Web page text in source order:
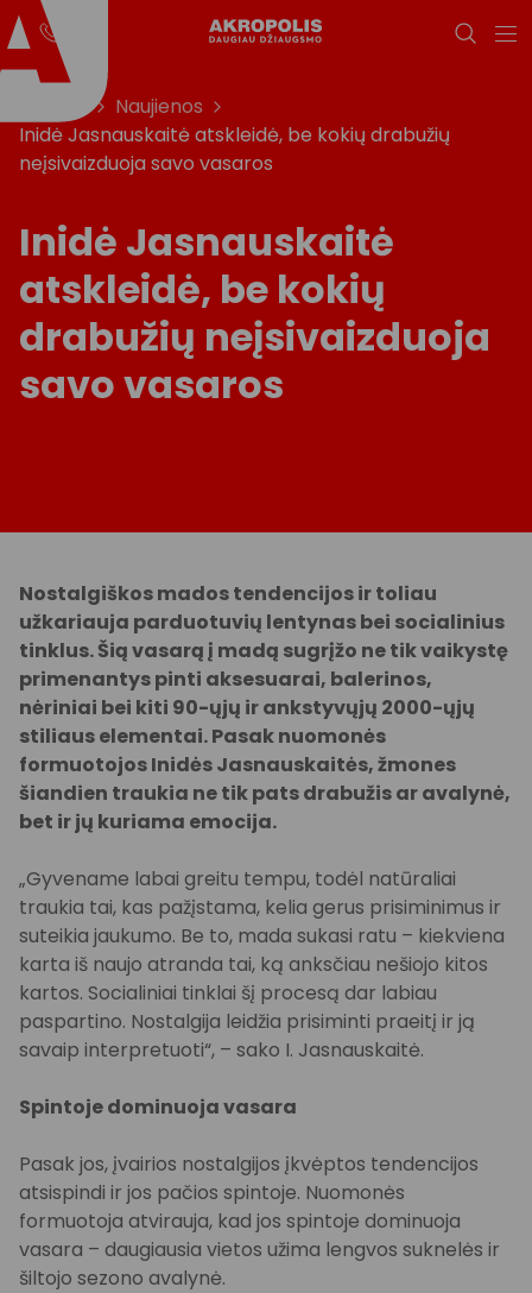
Naujienos
Inidė Jasnauskaitė atskleidė, be kokių drabužių
neįsivaizduoja savo vasaros
Inidė Jasnauskaitė
atskleidė, be kokių
drabužių neįsivaizduoja
savo vasaros
Nostalgiškos mados tendencijos ir toliau
užkariauja parduotuvių lentynas bei socialinius
tinklus. Šią vasarą į madą sugrįžo ne tik vaikystę
primenantys pinti aksesuarai, balerinos,
nėriniai bei kiti 90-ųjų ir ankstyvųjų 2000-ųjų
stiliaus elementai. Pasak nuomonės
formuotojos Inidės Jasnauskaitės, žmones
šiandien traukia ne tik pats drabužis ar avalynė,
bet ir jų kuriama emocija.
„Gyvename labai greitu tempu, todėl natūraliai
traukia tai, kas pažįstama, kelia gerus prisiminimus ir
suteikia jaukumo. Be to, mada sukasi ratu – kiekviena
karta iš naujo atranda tai, ką anksčiau nešiojo kitos
kartos. Socialiniai tinklai šį procesą dar labiau
paspartino. Nostalgija leidžia prisiminti praeitį ir ją
savaip interpretuoti“, – sako I. Jasnauskaitė.
Spintoje dominuoja vasara
Pasak jos, įvairios nostalgijos įkvėptos tendencijos
atsispindi ir jos pačios spintoje. Nuomonės
formuotoja atvirauja, kad jos spintoje dominuoja
vasara – daugiausia vietos užima lengvos suknelės ir
šiltojo sezono avalynė.